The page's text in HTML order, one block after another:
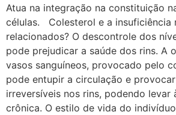
Atua na integração na constituição
células. Colesterol e a insuficiência
relacionados? O descontrole dos
pode prejudicar a saúde dos rins. A
vasos sanguíneos, provocado pelo
pode entupir a circulação e
irreversíveis nos rins, podendo levar
crônica. O estilo de vida do